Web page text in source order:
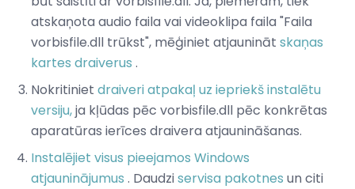
atskaņota audio faila vai videoklipa faila "Faila
vorbisfile.dll trūkst", mēģiniet atjaunināt skaņas
kartes draiverus .
Nokritiniet draiveri atpakaļ uz iepriekš instalētu
versiju,ja kļūdas pēc vorbisfile.dll pēc konkrētas
aparatūras ierīces draivera atjaunināšanas.
Instalējiet visus pieejamos Windows
atjauninājumus . Daudziservisa pakotnes un citi